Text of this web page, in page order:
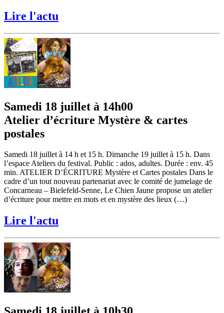
Lire l'actu
Samedi 18 juillet à 14h00
Atelier d’écriture Mystère & cartes
postales
Samedi 18 juillet à 14 h et 15 h. Dimanche 19 juillet à 15 h. Dans
l’espace Ateliers du festival. Public : ados, adultes. Durée : env. 45
min. ATELIER D’ÉCRITURE Mystère et Cartes postales Dans le
cadre d’un tout nouveau partenariat avec le comité de jumelage de
Concarneau – Bielefeld-Senne, Le Chien Jaune propose un atelier
d’écriture pour mettre en mots et en mystère des lieux (…)
Lire l'actu